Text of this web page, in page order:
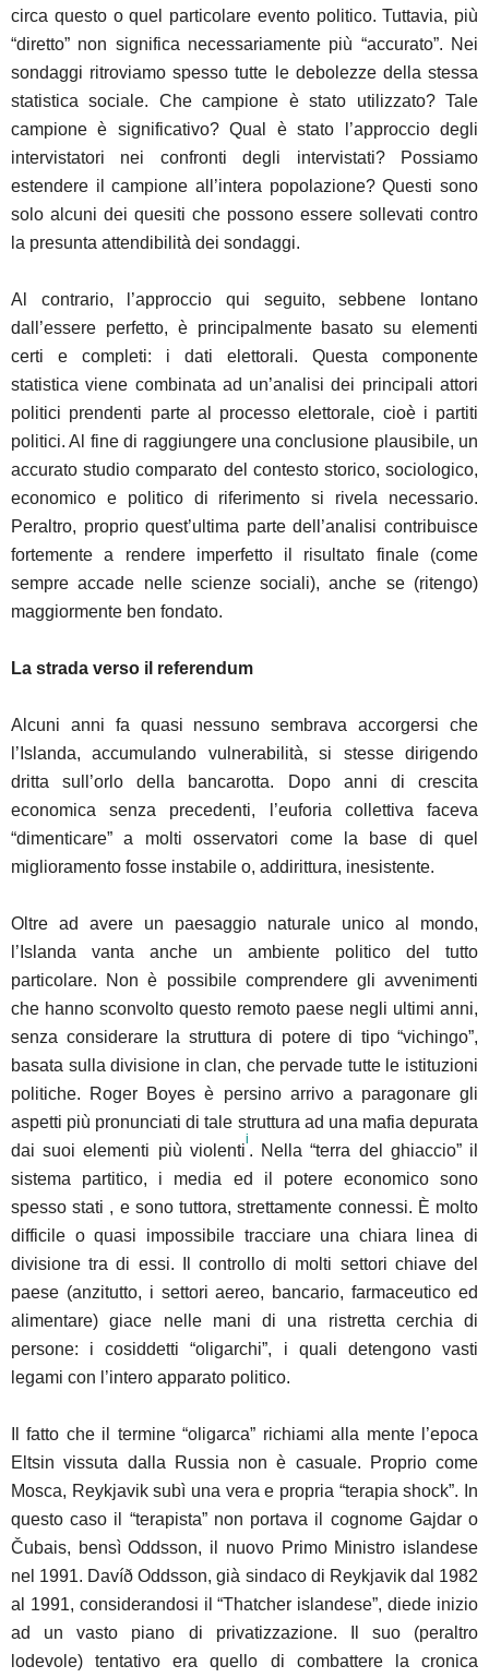
circa questo o quel particolare evento politico. Tuttavia, più
“diretto” non significa necessariamente più “accurato”. Nei
sondaggi ritroviamo spesso tutte le debolezze della stessa
statistica sociale. Che campione è stato utilizzato? Tale
campione è significativo? Qual è stato l’approccio degli
intervistatori nei confronti degli intervistati? Possiamo
estendere il campione all’intera popolazione? Questi sono
solo alcuni dei quesiti che possono essere sollevati contro
la presunta attendibilità dei sondaggi.
Al contrario, l’approccio qui seguito, sebbene lontano
dall’essere perfetto, è principalmente basato su elementi
certi e completi: i dati elettorali. Questa componente
statistica viene combinata ad un’analisi dei principali attori
politici prendenti parte al processo elettorale, cioè i partiti
politici. Al fine di raggiungere una conclusione plausibile, un
accurato studio comparato del contesto storico, sociologico,
economico e politico di riferimento si rivela necessario.
Peraltro, proprio quest’ultima parte dell’analisi contribuisce
fortemente a rendere imperfetto il risultato finale (come
sempre accade nelle scienze sociali), anche se (ritengo)
maggiormente ben fondato.
La strada verso il referendum
Alcuni anni fa quasi nessuno sembrava accorgersi che
l’Islanda, accumulando vulnerabilità, si stesse dirigendo
dritta sull’orlo della bancarotta. Dopo anni di crescita
economica senza precedenti, l’euforia collettiva faceva
“dimenticare” a molti osservatori come la base di quel
miglioramento fosse instabile o, addirittura, inesistente.
Oltre ad avere un paesaggio naturale unico al mondo,
l’Islanda vanta anche un ambiente politico del tutto
particolare. Non è possibile comprendere gli avvenimenti
che hanno sconvolto questo remoto paese negli ultimi anni,
senza considerare la struttura di potere di tipo “vichingo”,
basata sulla divisione in clan, che pervade tutte le istituzioni
politiche. Roger Boyes è persino arrivo a paragonare gli
aspetti più pronunciati di tale struttura ad una mafia depurata
dai suoi elementi più violenti
i
. Nella “terra del ghiaccio” il
sistema partitico, i media ed il potere economico sono
spesso stati , e sono tuttora, strettamente connessi. È molto
difficile o quasi impossibile tracciare una chiara linea di
divisione tra di essi. Il controllo di molti settori chiave del
paese (anzitutto, i settori aereo, bancario, farmaceutico ed
alimentare) giace nelle mani di una ristretta cerchia di
persone: i cosiddetti “oligarchi”, i quali detengono vasti
legami con l’intero apparato politico.
Il fatto che il termine “oligarca” richiami alla mente l’epoca
Eltsin vissuta dalla Russia non è casuale. Proprio come
Mosca, Reykjavik subì una vera e propria “terapia shock”. In
questo caso il “terapista” non portava il cognome Gajdar o
Čubais, bensì Oddsson, il nuovo Primo Ministro islandese
nel 1991. Davíð Oddsson, già sindaco di Reykjavik dal 1982
al 1991, considerandosi il “Thatcher islandese”, diede inizio
ad un vasto piano di privatizzazione. Il suo (peraltro
lodevole) tentativo era quello di combattere la cronica